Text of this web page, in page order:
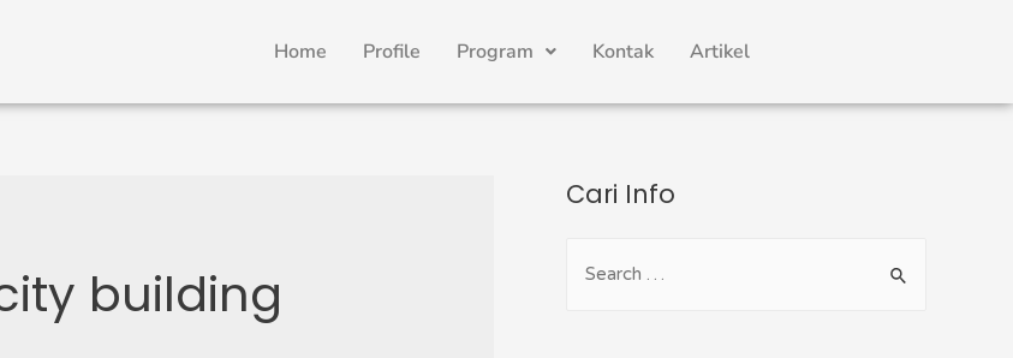
Home Profile Program Kontak Artikel
building
Cari Info